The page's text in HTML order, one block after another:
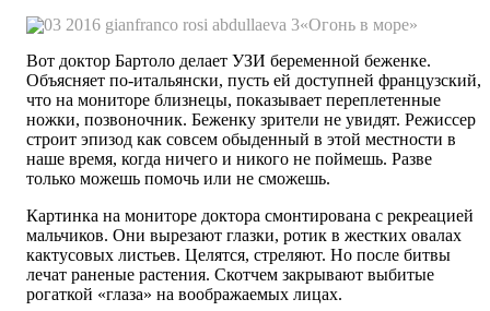
«Огонь в море»
Вот доктор Бартоло делает УЗИ беременной беженке.
Объясняет по-итальянски, пусть ей доступней французский,
что на мониторе близнецы, показывает переплетенные
ножки, позвоночник. Беженку зрители не увидят. Режиссер
строит эпизод как совсем обыденный в этой местности в
наше время, когда ничего и никого не поймешь. Разве
только можешь помочь или не сможешь.
Картинка на мониторе доктора смонтирована с рекреацией
мальчиков. Они вырезают глазки, ротик в жестких овалах
кактусовых ­листьев. Целятся, стреляют. Но после битвы
лечат раненые растения. Скотчем закрывают выбитые
рогаткой «глаза» на воображаемых лицах.